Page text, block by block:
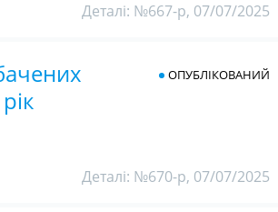
Деталі: №667-р, 07/07/2025
ОПУБЛІКОВАНИЙ
Деталі: №670-р, 07/07/2025